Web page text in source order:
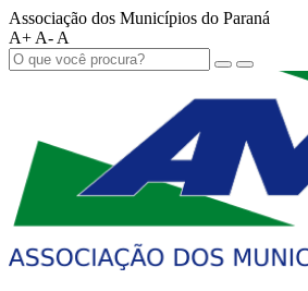
Associação dos Municípios do Paraná
A+ A- A